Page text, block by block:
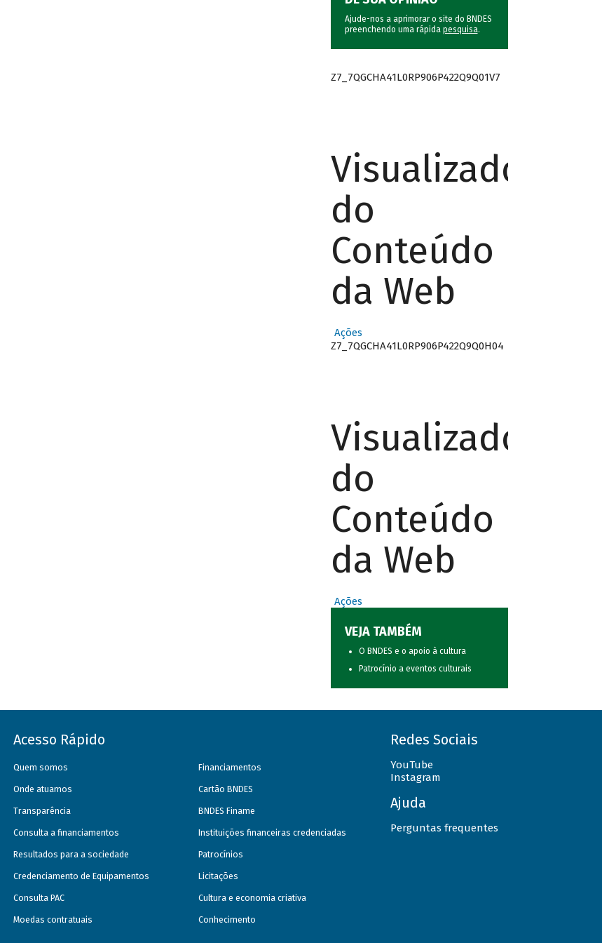
Ajude-nos a aprimorar o site do BNDES
preenchendo uma rápida pesquisa.
Z7_7QGCHA41L0RP906P422Q9Q01V7
Visualizador
do
Conteúdo
da Web
Ações
Z7_7QGCHA41L0RP906P422Q9Q0H04
Visualizador
do
Conteúdo
da Web
Ações
VEJA TAMBÉM
O BNDES e o apoio à cultura
Patrocínio a eventos culturais
Acesso Rápido
Quem somos
Onde atuamos
Transparência
Consulta a financiamentos
Resultados para a sociedade
Credenciamento de Equipamentos
Consulta PAC
Moedas contratuais
Financiamentos
Cartão BNDES
BNDES Finame
Instituições financeiras credenciadas
Patrocínios
Licitações
Cultura e economia criativa
Conhecimento
Redes Sociais
YouTube
Instagram
Ajuda
Perguntas frequentes